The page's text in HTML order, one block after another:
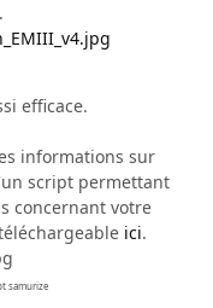
.
efficace.
informations sur
script permettant
concernant votre
ici.
samurize